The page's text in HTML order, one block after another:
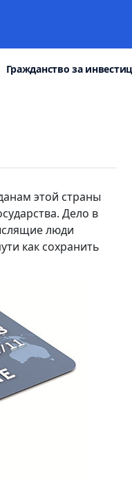
Гражданство за
этой страны
Дело в
люди
как сохранить